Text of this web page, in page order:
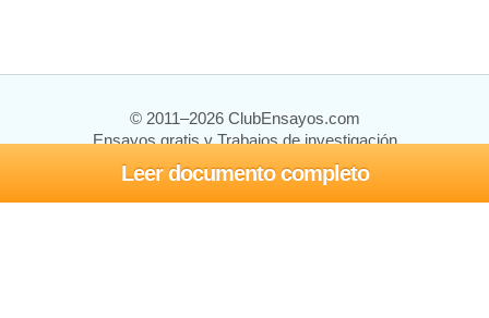
Leer documento completo
© 2011–2026 ClubEnsayos.com
Ensayos gratis y Trabajos de investigación